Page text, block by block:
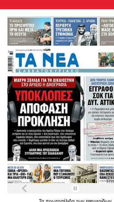
Τα πρωτοσέλιδα των εφημερίδων